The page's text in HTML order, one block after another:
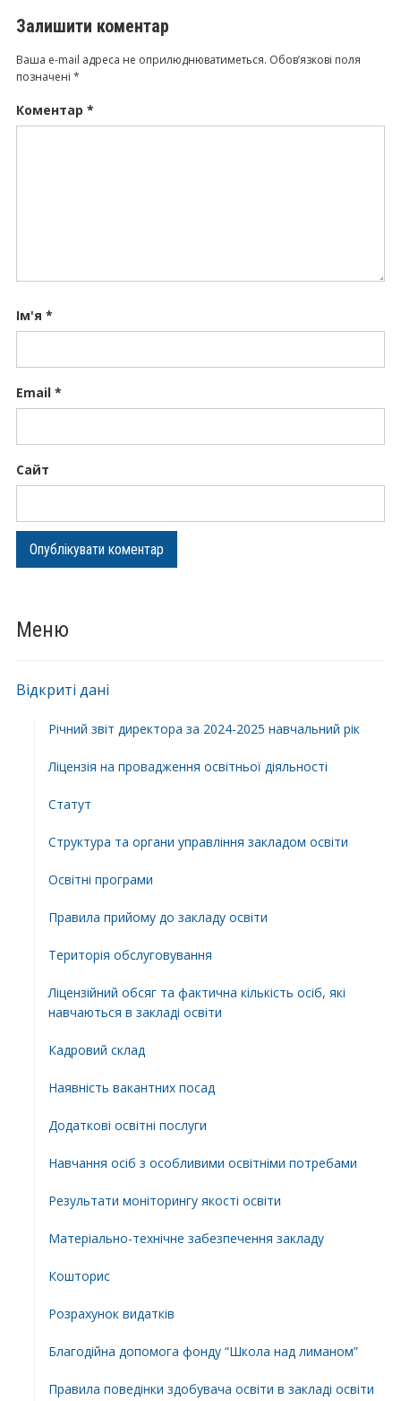
Меню
Відкриті дані
Річний звіт директора за 2024-2025 навчальний рік
Ліцензія на провадження освітньої діяльності
Статут
Структура та органи управління закладом освіти
Освiтнi програми
Правила прийому до закладу освіти
Територiя обслуговування
Ліцензійний обсяг та фактична кількість осіб, які
навчаються в закладі освіти
Кадровий склад
Наявність вакантних посад
Додатковi освiтнi послуги
Навчання осіб з особливими освітніми потребами
Результати моніторингу якості освіти
Матеріально-технічне забезпечення закладу
Кошторис
Розрахунок видатків
Благодійна допомога фонду “Школа над лиманом”
Правила поведінки здобувача освіти в закладі освіти
Залишити коментар
Ваша e-mail адреса не оприлюднюватиметься. Обов’язкові поля
позначені *
Коментар *
Ім'я *
Email *
Сайт